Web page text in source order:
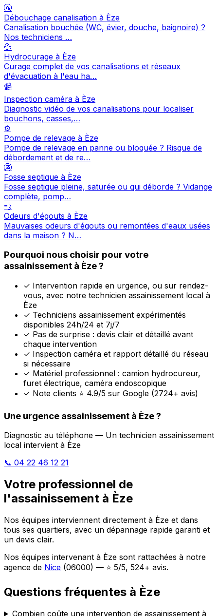
🚰
Débouchage canalisation à Èze
Canalisation bouchée (WC, évier, douche, baignoire) ?
Nos techniciens …
💦
Hydrocurage à Èze
Curage complet de vos canalisations et réseaux
d'évacuation à l'eau ha…
📹
Inspection caméra à Èze
Diagnostic vidéo de vos canalisations pour localiser
bouchons, casses,…
⚙️
Pompe de relevage à Èze
Pompe de relevage en panne ou bloquée ? Risque de
débordement et de re…
🚱
Fosse septique à Èze
Fosse septique pleine, saturée ou qui déborde ? Vidange
complète, pomp…
💨
Odeurs d'égouts à Èze
Mauvaises odeurs d'égouts ou remontées d'eaux usées
dans la maison ? N…
Pourquoi nous choisir pour votre
assainissement à Èze ?
✓ Intervention rapide en urgence, ou sur rendez-
vous, avec notre technicien assainissement local à
Èze
✓ Techniciens assainissement expérimentés
disponibles 24h/24 et 7j/7
✓ Pas de surprise : devis clair et détaillé avant
chaque intervention
✓ Inspection caméra et rapport détaillé du réseau
si nécessaire
✓ Matériel professionnel : camion hydrocureur,
furet électrique, caméra endoscopique
✓ Note clients ⭐ 4.9/5 sur Google (2724+ avis)
Une urgence assainissement à Èze ?
Diagnostic au téléphone — Un technicien assainissement
local intervient à Èze
📞 04 22 46 12 21
Votre professionnel de
l'assainissement à Èze
Nos équipes interviennent directement à Èze et dans
tous ses quartiers, avec un dépannage rapide garanti et
un devis clair.
Nos équipes intervenant à Èze sont rattachées à notre
agence de Nice (06000) — ⭐ 5/5, 524+ avis.
Questions fréquentes à Èze
Combien coûte une intervention de assainissement à